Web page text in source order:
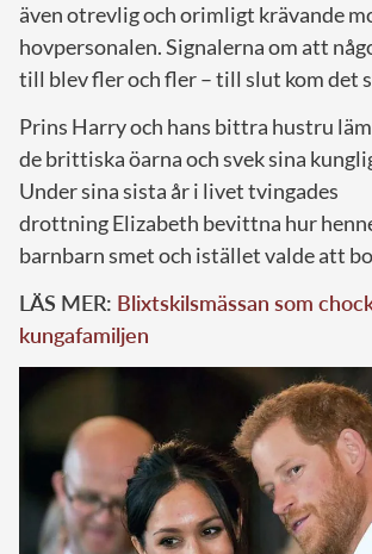
även otrevlig och orimligt krävande
hovpersonalen. Signalerna om att
till blev fler och fler – till slut kom det
Prins Harry och hans bittra hustru
de brittiska öarna och svek sina
Under sina sista år i livet tvingades
drottning Elizabeth bevittna hur
barnbarn smet och istället valde att
LÄS MER: Blixtskilsmässan som
kungafamiljen